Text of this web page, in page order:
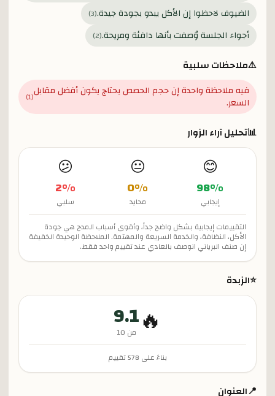
الضيوف لاحظوا إن الأكل يبدو بجودة جيدة.(
3
)
أجواء الجلسة وُصفت بأنها دافئة ومريحة.(
2
)
⚠️ملاحظات سلبية
فيه ملاحظة واحدة إن حجم الحصص يحتاج يكون أفضل مقابل
السعر. (
1
)
📊تحليل آراء الزوار
😊
98%
إيجابي
😐
0%
محايد
😕
2%
سلبي
التقييمات إيجابية بشكل واضح جداً، وأقوى أسباب المدح هي جودة
الأكل، النظافة، والخدمة السريعة والمهتمة. الملاحظة الوحيدة الخفيفة
إن صنف البرياني انوصف بالعادي عند تقييم واحد فقط.
⭐الزبدة
🔥
9.1
من 10
بناءً على 578تقييم
📍العنوان